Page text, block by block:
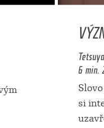
6 min.
si